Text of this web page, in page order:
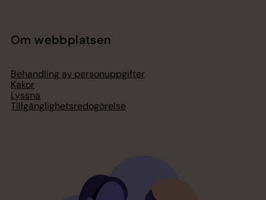
Om webbplatsen
Behandling av personuppgifter
Kakor
Lyssna
Tillgänglighetsredogörelse